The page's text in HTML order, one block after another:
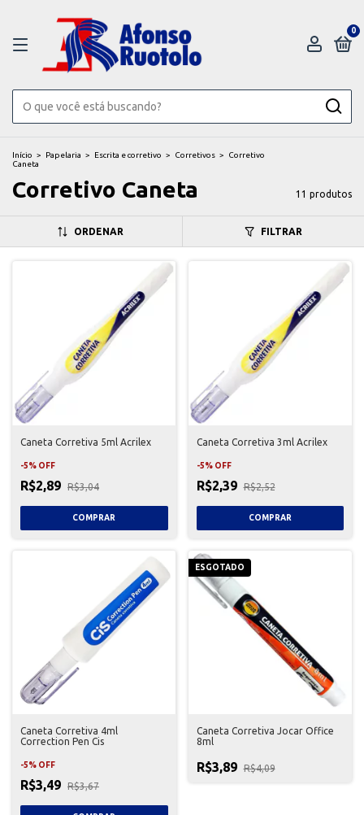
0
Início > Papelaria > Escrita e corretivo > Corretivos >
Corretivo
Caneta
Corretivo Caneta 11 produtos
ORDENAR FILTRAR
Caneta Corretiva 5ml Acrilex
-5% OFF
R$2,89 R$3,04
Caneta Corretiva 3ml Acrilex
-5% OFF
R$2,39 R$2,52
Caneta Corretiva 4ml
Correction Pen Cis
-5% OFF
R$3,49 R$3,67
ESGOTADO
Caneta Corretiva Jocar Office
8ml
R$3,89 R$4,09